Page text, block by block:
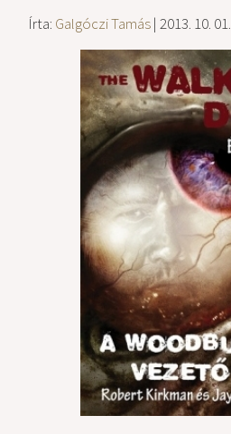
Írta: Galgóczi Tamás| 2013. 10. 01.